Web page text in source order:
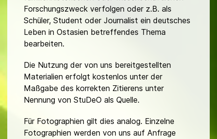
Forschungszweck verfolgen oder z.B. als
Schüler, Student oder Journalist ein deutsches
Leben in Ostasien betreffendes Thema
bearbeiten.
Die Nutzung der von uns bereitgestellten
Materialien erfolgt kostenlos unter der
Maßgabe des korrekten Zitierens unter
Nennung von StuDeO als Quelle.
Für Fotographien gilt dies analog. Einzelne
Fotographien werden von uns auf Anfrage